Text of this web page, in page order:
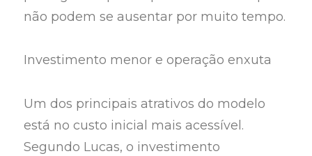
não podem se ausentar por muito tempo.
Investimento menor e operação enxuta
Um dos principais atrativos do modelo
está no custo inicial mais acessível.
Segundo Lucas, o investimento